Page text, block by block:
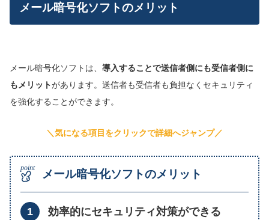
メール暗号化ソフトのメリット
メール暗号化ソフトは、 導入することで送信者側にも受信者側に
もメリットがあります。送信者も受信者も負担なくセキュリティ
を強化することができます。
＼気になる項目をクリックで詳細へジャンプ／
メール暗号化ソフトのメリット
効率的にセキュリティ対策ができる